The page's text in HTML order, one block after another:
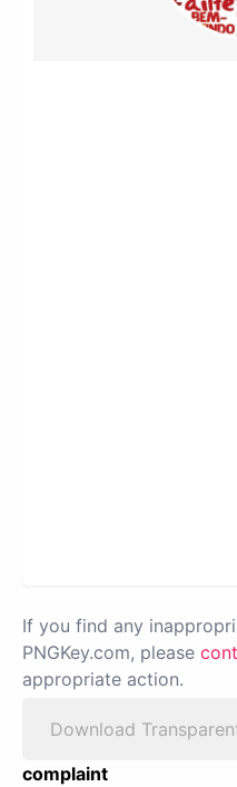
If you find any
PNGKey.com, please
appropriate action.
Download
complaint